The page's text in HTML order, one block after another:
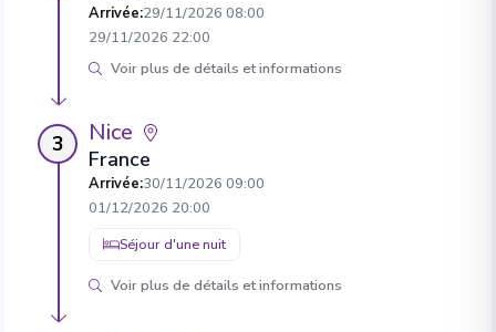
Arrivée:29/11/2026 08:00
29/11/2026 22:00
Voir plus de détails et informations
3 Nice
France
Arrivée:30/11/2026 09:00
01/12/2026 20:00
Séjour d'une nuit
Voir plus de détails et informations